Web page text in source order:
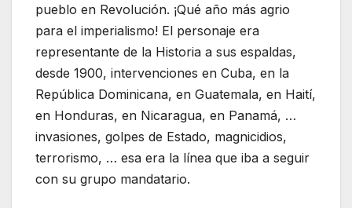
pueblo en Revolución. ¡Qué año más agrio
para el imperialismo! El personaje era
representante de la Historia a sus espaldas,
desde 1900, intervenciones en Cuba, en la
República Dominicana, en Guatemala, en Haití,
en Honduras, en Nicaragua, en Panamá, …
invasiones, golpes de Estado, magnicidios,
terrorismo, … esa era la línea que iba a seguir
con su grupo mandatario.